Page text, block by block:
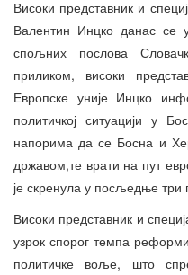
Високи представник и
Валентин Инцко данас се
спољних послова
приликом, високи
Европске уније Инцко
политичкој ситуацији у
напорима да се Босна и
државом,те врати на пут
је скренула у посљедње три
Високи представник и
узрок спорог темпа
политичке воље, што